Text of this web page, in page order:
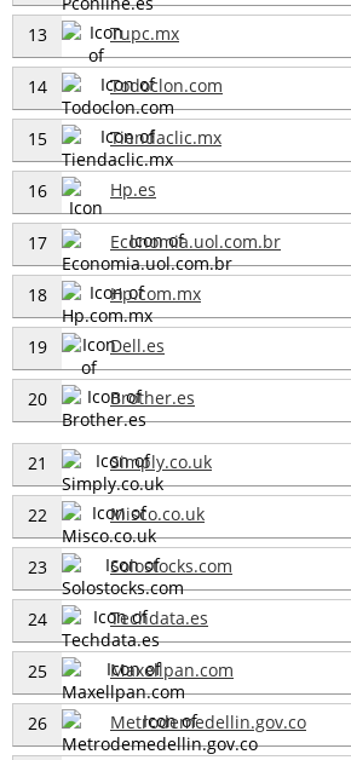
13 Tupc.mx
14 Todoclon.com
15 Tiendaclic.mx
16 Hp.es
17 Economia.uol.com.br
18 Hp.com.mx
19 Dell.es
20 Brother.es
21 Simply.co.uk
22 Misco.co.uk
23 Solostocks.com
24 Techdata.es
25 Maxellpan.com
26 Metrodemedellin.gov.co